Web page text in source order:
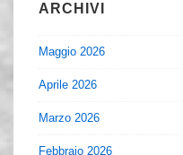
ARCHIVI
Maggio 2026
Aprile 2026
Marzo 2026
Febbraio 2026